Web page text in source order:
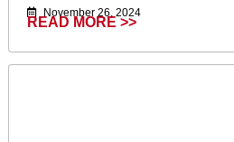
November 26, 2024
READ MORE >>